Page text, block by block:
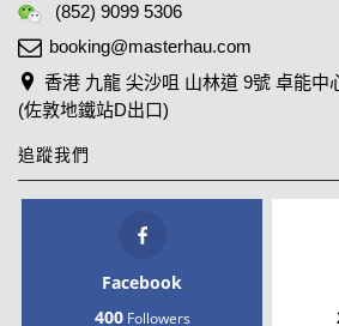
(852) 9099 5306
booking@masterhau.com
香港 九龍 尖沙咀 山林道 9號 卓能中
(佐敦地鐵站D出口)
追蹤我們
Facebook
400 Followers